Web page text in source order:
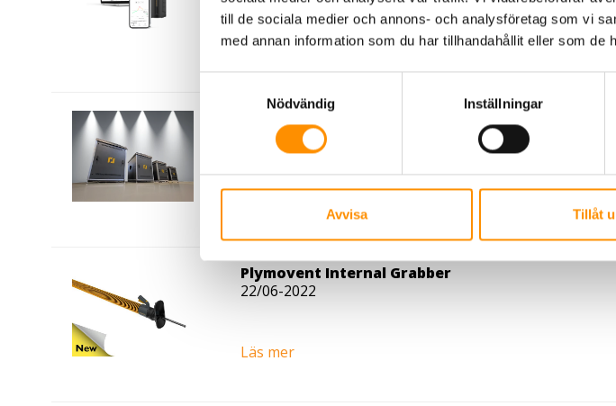
till de sociala medier och annons- och analysföretag som vi
med annan information som du har tillhandahållit eller som de
Nödvändig
Inställningar
Avvisa Tillåt
Läs mer
SAF, Plymovent fan in sound absorbing case
24/11-2023
Läs mer
Plymovent Internal Grabber
22/06-2022
Läs mer